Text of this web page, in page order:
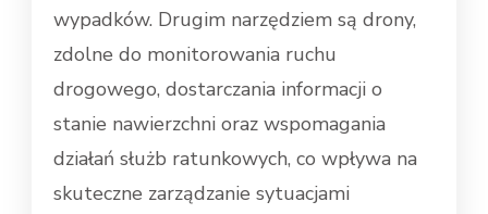
wypadków. Drugim narzędziem są drony,
zdolne do monitorowania ruchu
drogowego, dostarczania informacji o
stanie nawierzchni oraz wspomagania
działań służb ratunkowych, co wpływa na
skuteczne zarządzanie sytuacjami